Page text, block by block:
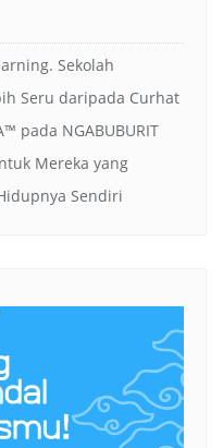
Sekolah
Seru daripada Curhat
pada NGABUBURIT
Mereka yang
Sendiri